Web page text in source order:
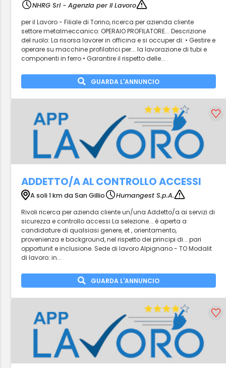
NHRG Srl - Agenzia per il Lavoro
per il Lavoro - Filiale di Torino, ricerca per azienda cliente
settore metalmeccanico: OPERAIO PROFILATORE... Descrizione
del ruolo: La risorsa lavorer in officina e si occuper di: • Gestire e
operare su macchine profilatrici per... la lavorazione di tubi e
componenti in ferro • Garantire il rispetto delle...
GUARDA L'ANNUNCIO
ADDETTO/A AL CONTROLLO ACCESSI
A soli 1 km da San Gillio
Humangest S.p.A.
Rivoli ricerca per azienda cliente un/una Addetto/a ai servizi di
sicurezza e controllo accessi La selezione... è aperta a
candidature di qualsiasi genere, et , orientamento,
provenienza e background, nel rispetto dei principi di... pari
opportunit e inclusione. Sede di lavoro Alpignano - TO Modalit
di lavoro: in...
GUARDA L'ANNUNCIO